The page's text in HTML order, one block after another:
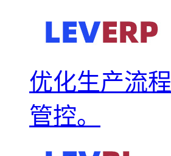
优化生产流
管控。